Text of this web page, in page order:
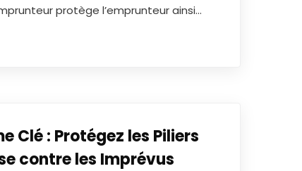
protège l’emprunteur ainsi…
Clé : Protégez les Piliers
contre les Imprévus